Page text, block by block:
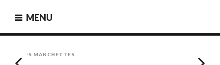
MENU
LES MANCHETTES